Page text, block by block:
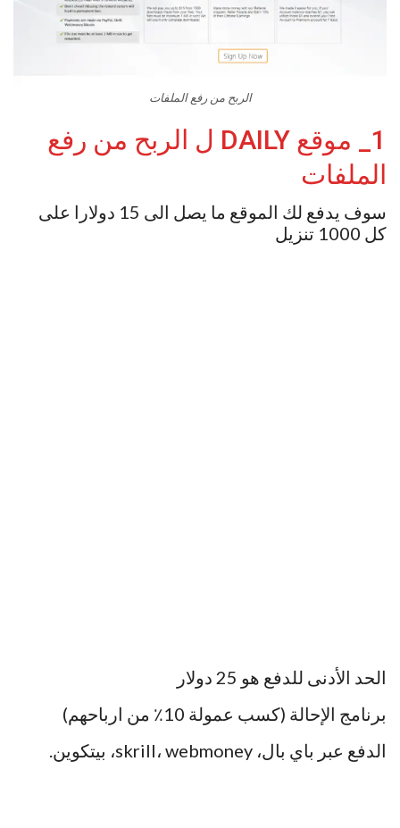
الربح من رفع الملفات
1_ موقع DAILY ل الربح من رفع
الملفات
سوف يدفع لك الموقع ما يصل الى 15 دولارا على
كل 1000 تنزيل
الحد الأدنى للدفع هو 25 دولار
برنامج الإحالة (كسب عمولة 10٪ من ارباحهم)
الدفع عبر باي بال، skrill، webmoney، بيتكوين.